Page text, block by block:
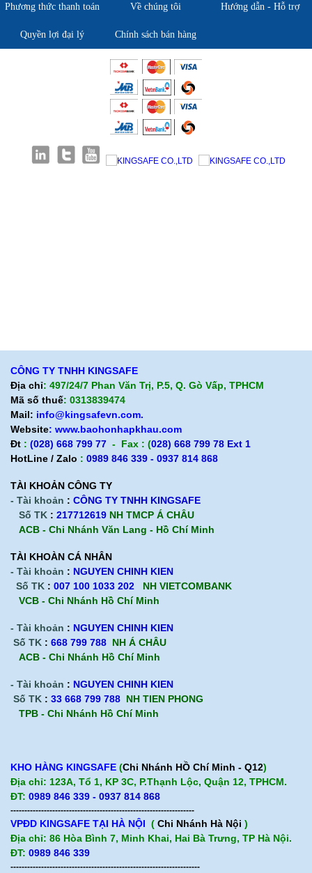
Phương thức thanh toán Về chúng tôi Hướng dẫn - Hỗ trợ
Quyền lợi đại lý Chính sách bán hàng
CÔNG TY TNHH KINGSAFE
Địa chỉ: 497/24/7 Phan Văn Trị, P.5, Q. Gò Vấp, TPHCM
Mã số thuế: 0313839474
Mail: info@kingsafevn.com.
Website: www.baohonhapkhau.com
Đt : (028) 668 799 77 - Fax : (028) 668 799 78 Ext 1
HotLine / Zalo : 0989 846 339 - 0937 814 868
TÀI KHOẢN CÔNG TY
- Tài khoản : CÔNG TY TNHH KINGSAFE
Số TK : 217712619 NH TMCP Á CHÂU
ACB - Chi Nhánh Văn Lang - Hồ Chí Minh
TÀI KHOÀN CÁ NHÂN
- Tài khoản : NGUYEN CHINH KIEN
Số TK : 007 100 1033 202
NH VIETCOMBANK
VCB - Chi Nhánh Hồ Chí Minh
- Tài khoản : NGUYEN CHINH KIEN
Số TK : 668 799 788 NH Á CHÂU
ACB - Chi Nhánh Hồ Chí Minh
- Tài khoản : NGUYEN CHINH KIEN
Số TK : 33 668 799 788 NH TIEN PHONG
TPB - Chi Nhánh Hồ Chí Minh
KHO HÀNG KINGSAFE (Chi Nhánh HỒ Chí Minh - Q12)
Địa chỉ: 123A, Tổ 1, KP 3C, P.Thạnh Lộc, Quận 12, TPHCM.
ĐT: 0989 846 339 - 0937 814 868
------------------------------------------------------------------
VPĐD KINGSAFE TẠI HÀ NỘI ( Chi Nhánh Hà Nội )
Địa chỉ: 86 Hòa Bình 7, Minh Khai, Hai Bà Trưng, TP Hà Nội.
ĐT: 0989 846 339
--------------------------------------------------------------------